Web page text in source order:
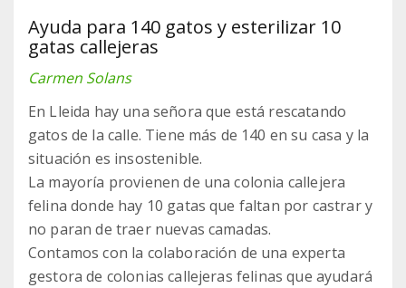
Ayuda para 140 gatos y esterilizar 10
gatas callejeras
Carmen Solans
En Lleida hay una señora que está rescatando
gatos de la calle. Tiene más de 140 en su casa y la
situación es insostenible.
La mayoría provienen de una colonia callejera
felina donde hay 10 gatas que faltan por castrar y
no paran de traer nuevas camadas.
Contamos con la colaboración de una experta
gestora de colonias callejeras felinas que ayudará